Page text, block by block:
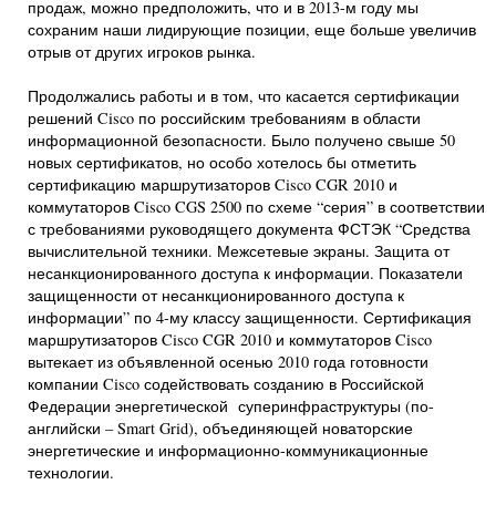
продаж, можно предположить, что и в 2013-м году мы
сохраним наши лидирующие позиции, еще больше увеличив
отрыв от других игроков рынка.
Продолжались работы и в том, что касается сертификации
решений Cisco по российским требованиям в области
информационной безопасности. Было получено свыше 50
новых сертификатов, но особо хотелось бы отметить
сертификацию маршрутизаторов Cisco CGR 2010 и
коммутаторов Cisco CGS 2500 по схеме “серия” в соответствии
с требованиями руководящего документа ФСТЭК “Средства
вычислительной техники. Межсетевые экраны. Защита от
несанкционированного доступа к информации. Показатели
защищенности от несанкционированного доступа к
информации” по 4-му классу защищенности. Сертификация
маршрутизаторов Cisco CGR 2010 и коммутаторов Cisco
вытекает из объявленной осенью 2010 года готовности
компании Cisco содействовать созданию в Российской
Федерации энергетической суперинфраструктуры (по-
английски – Smart Grid), объединяющей новаторские
энергетические и информационно-коммуникационные
технологии.